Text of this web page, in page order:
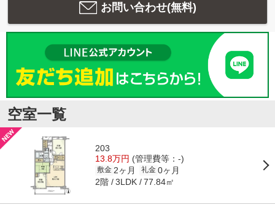
お問い合わせ(無料)
空室一覧
203
13.8万円 (管理費等：-)
敷金 2ヶ月 礼金 0ヶ月
2階 3LDK 77.84㎡